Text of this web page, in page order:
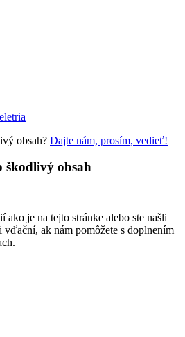
obsah? Dajte nám, prosím, vedieť!
škodlivý obsah
je na tejto stránke alebo ste našli
ak nám pomôžete s doplnením